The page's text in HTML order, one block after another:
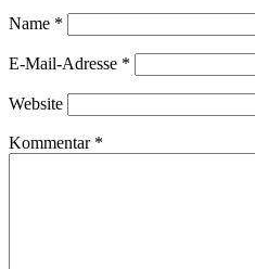
Name *
E-Mail-Adresse *
Website
Kommentar *